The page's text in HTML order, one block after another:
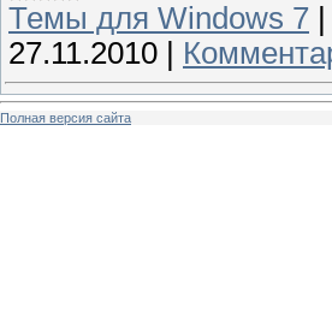
Темы для Windows 7
27.11.2010
Полная версия сайта